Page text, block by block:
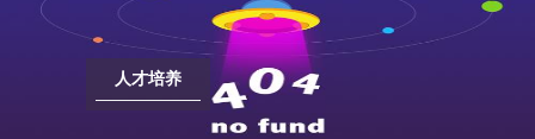
人才培养